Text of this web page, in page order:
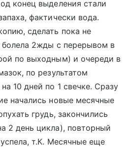
конец выделения стали
фактически вода.
сделать пока не
болела 2жды с перерывом в
по выходным) и очереди в
по результатом
10 дней по 1 свечке. Сразу
начались новые месячные
грудь, закончились
2 день цикла), повторный
т.К. Месячные еще